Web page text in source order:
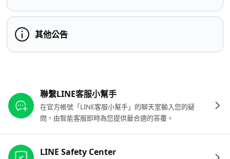
其他公告
聯繫LINE客服小幫手
在官方帳號「LINE客服小幫手」的聊天室輸入您的疑
問，由智能客服即時為您提供最合適的答覆。
LINE Safety Center